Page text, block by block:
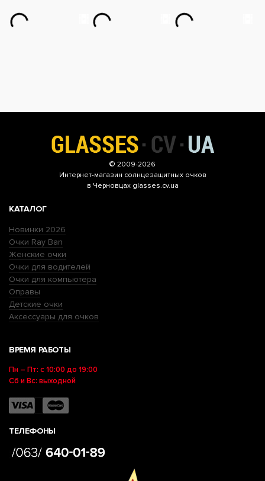
© 2009-2026
Интернет-магазин солнцезащитных очков
в Черновцах glasses.cv.ua
КАТАЛОГ
Новинки 2026
Очки Ray Ban
Женские очки
Очки для водителей
Очки для компьютера
Оправы
Детские очки
Аксессуары для очков
ВРЕМЯ РАБОТЫ
Пн – Пт: с 10:00 до 19:00
Сб и Вс: выходной
ТЕЛЕФОНЫ